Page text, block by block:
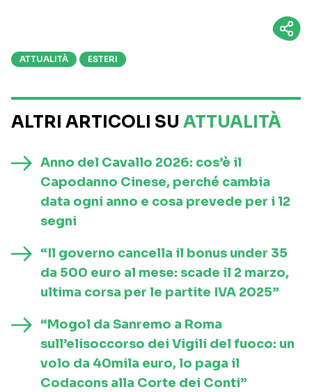
ATTUALITÀ ESTERI
ALTRI ARTICOLI SU ATTUALITÀ
Anno del Cavallo 2026: cos’è il
Capodanno Cinese, perché cambia
data ogni anno e cosa prevede per i 12
segni
“Il governo cancella il bonus under 35
da 500 euro al mese: scade il 2 marzo,
ultima corsa per le partite IVA 2025”
“Mogol da Sanremo a Roma
sull’elisoccorso dei Vigili del fuoco: un
volo da 40mila euro, lo paga il
Codacons alla Corte dei Conti”